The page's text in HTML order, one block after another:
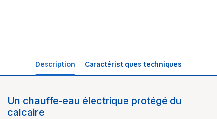
Description Caractéristiques techniques
Un chauffe-eau électrique protégé du
calcaire
Univers Chauffage